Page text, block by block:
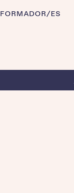
FORMADOR/ES